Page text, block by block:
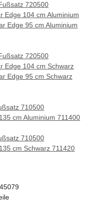
720500
Edge 104 cm Aluminium
Edge 95 cm Aluminium
720500
Edge 104 cm Schwarz
Edge 95 cm Schwarz
710500
cm Aluminium 711400
710500
cm Schwarz 711420